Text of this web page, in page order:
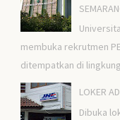
membuka rekrutmen
ditempatkan di
LOKER
Dibuka